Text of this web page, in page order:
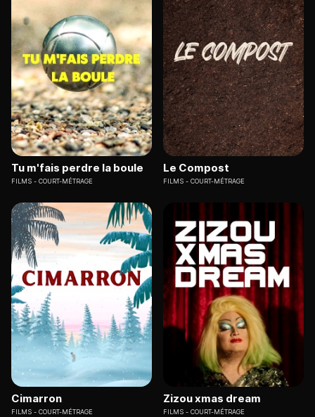
Tu m'fais perdre la boule
FILMS COURT-MÉTRAGE
Le Compost
FILMS COURT-MÉTRAGE
Cimarron
FILMS COURT-MÉTRAGE
Zizou xmas dream
FILMS COURT-MÉTRAGE